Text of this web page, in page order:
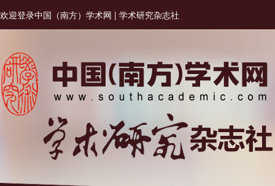
欢迎登录中国（南方）学术网 | 学术研究杂志社